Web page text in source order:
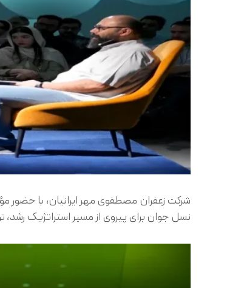
شرکت زعفران مصطفوی مهر ایرانیان، با حضور
نسل جوان برای پیروی از مسیر استراتژیک